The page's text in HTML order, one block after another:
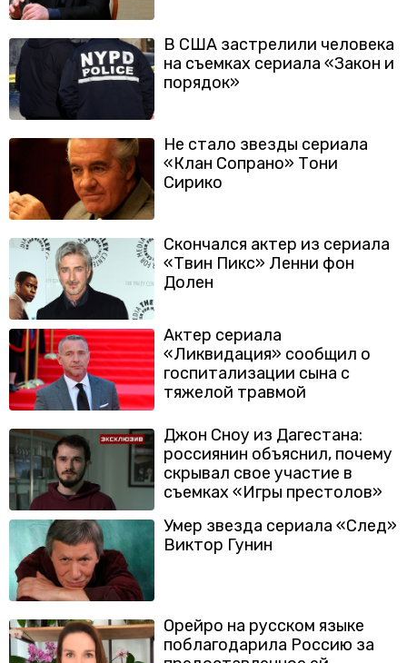
В США застрелили человека
на съемках сериала «Закон и
порядок»
Не стало звезды сериала
«Клан Сопрано» Тони
Сирико
Скончался актер из сериала
«Твин Пикс» Ленни фон
Долен
Актер сериала
«Ликвидация» сообщил о
госпитализации сына с
тяжелой травмой
Джон Сноу из Дагестана:
россиянин объяснил, почему
скрывал свое участие в
съемках «Игры престолов»
Умер звезда сериала «След»
Виктор Гунин
Орейро на русском языке
поблагодарила Россию за